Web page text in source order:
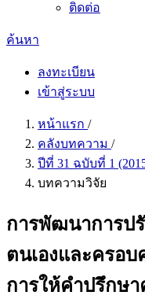
ติดต่อ
ค้นหา
ลงทะเบียน
เข้าสู่ระบบ
หน้าแรก /
คลังบทความ /
ปีที่ 31 ฉบับที่ 1
บทความวิจัย
การพัฒนาการป
ตนเองและครอบ
การให้คำปรึกษ